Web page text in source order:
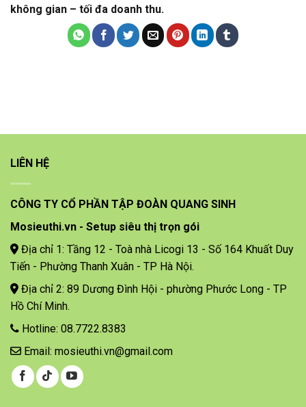
không gian – tối đa doanh thu.
LIÊN HỆ
CÔNG TY CỔ PHẦN TẬP ĐOÀN QUANG SINH
Mosieuthi.vn - Setup siêu thị trọn gói
Địa chỉ 1: Tầng 12 - Toà nhà Licogi 13 - Số 164 Khuất Duy
Tiến - Phường Thanh Xuân - TP Hà Nội.
Địa chỉ 2: 89 Dương Đình Hội - phường Phước Long - TP
Hồ Chí Minh.
Hotline: 08.7722.8383
Email: mosieuthi.vn@gmail.com